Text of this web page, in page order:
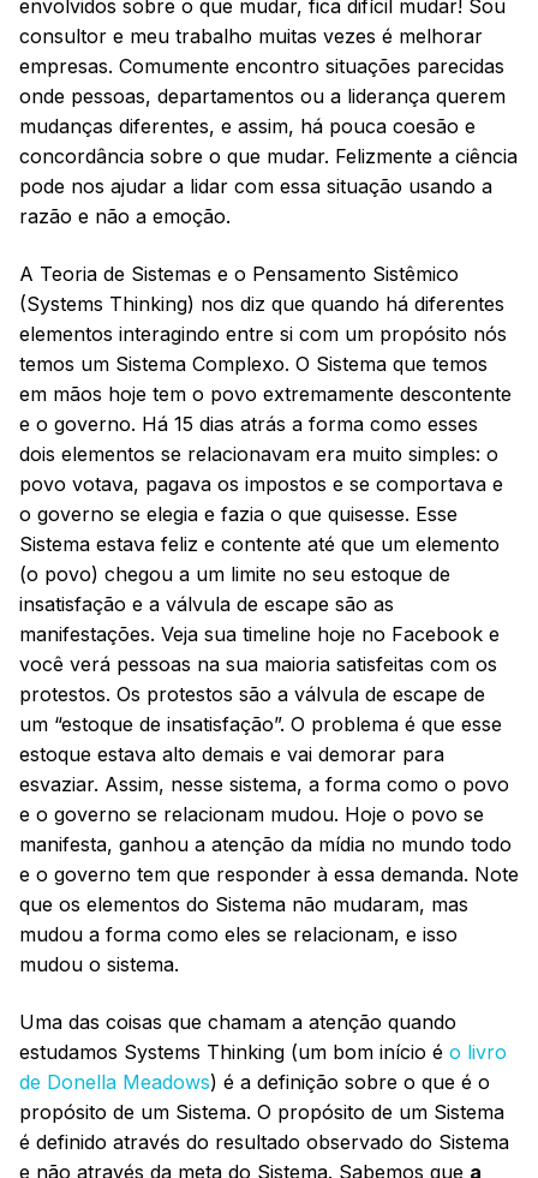
envolvidos sobre o que mudar, fica difícil mudar! Sou
consultor e meu trabalho muitas vezes é melhorar
empresas. Comumente encontro situações parecidas
onde pessoas, departamentos ou a liderança querem
mudanças diferentes, e assim, há pouca coesão e
concordância sobre o que mudar. Felizmente a ciência
pode nos ajudar a lidar com essa situação usando a
razão e não a emoção.
A Teoria de Sistemas e o Pensamento Sistêmico
(Systems Thinking) nos diz que quando há diferentes
elementos interagindo entre si com um propósito nós
temos um Sistema Complexo. O Sistema que temos
em mãos hoje tem o povo extremamente descontente
e o governo. Há 15 dias atrás a forma como esses
dois elementos se relacionavam era muito simples: o
povo votava, pagava os impostos e se comportava e
o governo se elegia e fazia o que quisesse. Esse
Sistema estava feliz e contente até que um elemento
(o povo) chegou a um limite no seu estoque de
insatisfação e a válvula de escape são as
manifestações. Veja sua timeline hoje no Facebook e
você verá pessoas na sua maioria satisfeitas com os
protestos. Os protestos são a válvula de escape de
um “estoque de insatisfação”. O problema é que esse
estoque estava alto demais e vai demorar para
esvaziar. Assim, nesse sistema, a forma como o povo
e o governo se relacionam mudou. Hoje o povo se
manifesta, ganhou a atenção da mídia no mundo todo
e o governo tem que responder à essa demanda. Note
que os elementos do Sistema não mudaram, mas
mudou a forma como eles se relacionam, e isso
mudou o sistema.
Uma das coisas que chamam a atenção quando
estudamos Systems Thinking (um bom início é o livro
de Donella Meadows) é a definição sobre o que é o
propósito de um Sistema. O propósito de um Sistema
é definido através do resultado observado do Sistema
e não através da meta do Sistema. Sabemos que a